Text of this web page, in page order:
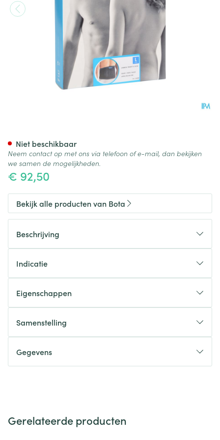
€ 92,50
Niet beschikbaar
Neem contact op met ons via telefoon of e-mail, dan bekijken
we samen de mogelijkheden.
Bekijk alle producten van Bota
Beschrijving
Indicatie
Eigenschappen
Samenstelling
Gegevens
Gerelateerde producten